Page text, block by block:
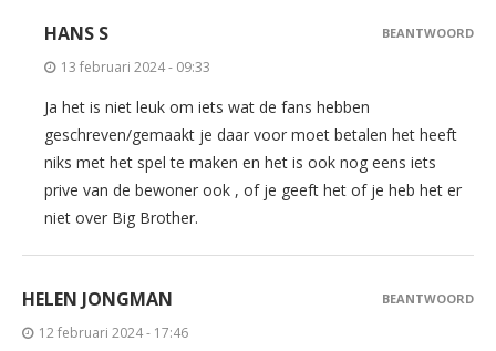
HANS S
13 februari 2024 - 09:33
Ja het is niet leuk om iets wat de fans hebben
geschreven/gemaakt je daar voor moet betalen het heeft
niks met het spel te maken en het is ook nog eens iets
prive van de bewoner ook , of je geeft het of je heb het er
niet over Big Brother.
BEANTWOORD
HELEN JONGMAN
12 februari 2024 - 17:46
BEANTWOORD